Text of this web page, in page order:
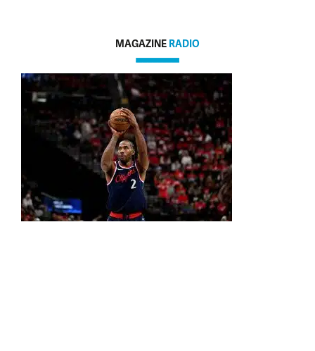
MAGAZINE RADIO